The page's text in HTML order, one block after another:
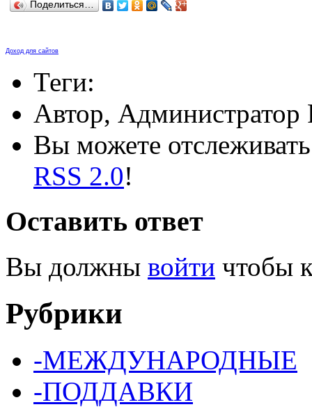
Поделиться…
Доход для сайтов
Теги:
Автор, Администратор
Вы можете отслеживать
RSS 2.0!
Оставить ответ
Вы должны войти чтобы
Рубрики
-МЕЖДУНАРОДНЫЕ
-ПОДДАВКИ